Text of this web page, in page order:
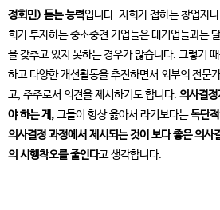
정회민) 듣는 능력입니다. 저희가 접하는 창업자
희가 투자하는 중소중견 기업들은 대기업들과는
을 갖추고 있지 못하는 경우가 많습니다. 그렇기
하고 다양한 개선활동을 추진하면서 외부의 전문
고, 주주로서 의견을 제시하기도 합니다. 의사결
야 하는 게,그들이 항상 옳아서 라기보다는독단
의사결정 과정에서 제시되는 것이 보다 좋은 의사
의 시행착오를 줄인다고 생각합니다.